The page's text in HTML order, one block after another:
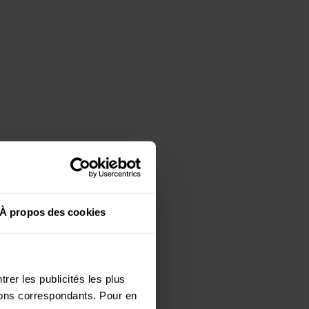
À propos des cookies
les publicités les plus
correspondants. Pour en